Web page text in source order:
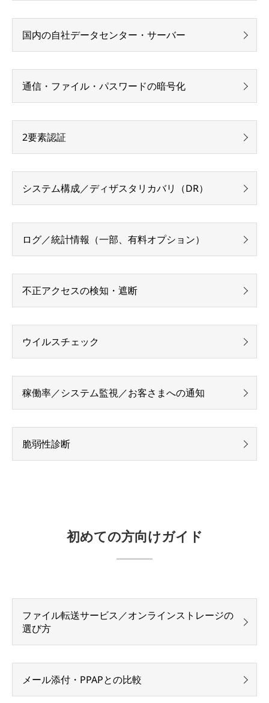
国内の自社データセンター・サーバー
通信・ファイル・パスワードの暗号化
2要素認証
システム構成／ディザスタリカバリ（DR）
ログ／統計情報（一部、有料オプション）
不正アクセスの検知・遮断
ウイルスチェック
稼働率／システム監視／お客さまへの通知
脆弱性診断
初めての方向けガイド
ファイル転送サービス／オンラインストレージの
選び方
メール添付・PPAPとの比較